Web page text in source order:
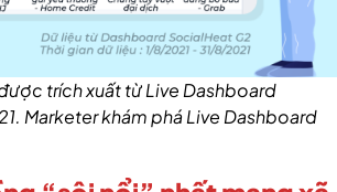
trích xuất từ Live Dashboard
Marketer khám phá Live Dashboard